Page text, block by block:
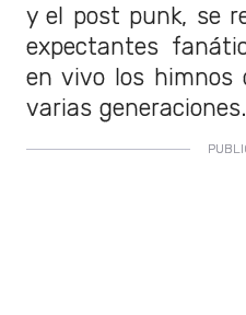
y el post punk, se
expectantes
en vivo los himnos
varias generaciones.